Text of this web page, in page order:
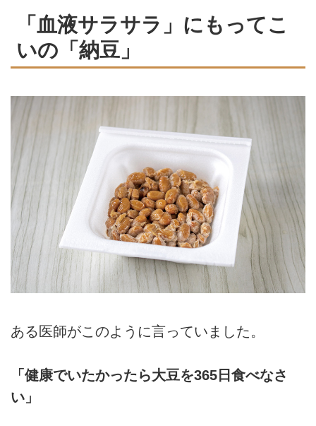
「血液サラサラ」にもってこ
いの「納豆」
ある医師がこのように言っていました。
「健康でいたかったら大豆を365日食べなさ
い」